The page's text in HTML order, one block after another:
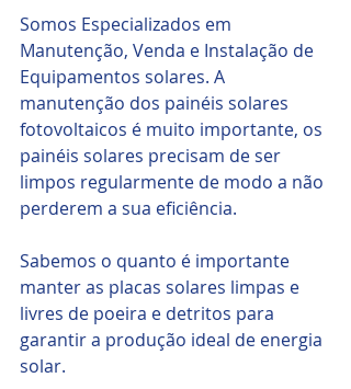
Somos Especializados em
Manutenção, Venda e Instalação de
Equipamentos solares. A
manutenção dos painéis solares
fotovoltaicos é muito importante, os
painéis solares precisam de ser
limpos regularmente de modo a não
perderem a sua eficiência.
Sabemos o quanto é importante
manter as placas solares limpas e
livres de poeira e detritos para
garantir a produção ideal de energia
solar.